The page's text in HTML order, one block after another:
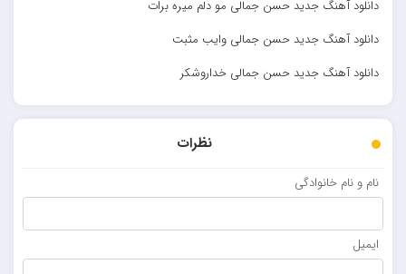
دانلود آهنگ جدید حسن جمالی مو دلم میره برات
دانلود آهنگ جدید حسن جمالی وایب مثبت
دانلود آهنگ جدید حسن جمالی خداروشکر
نظرات
نام و نام خانوادگی
ایمیل